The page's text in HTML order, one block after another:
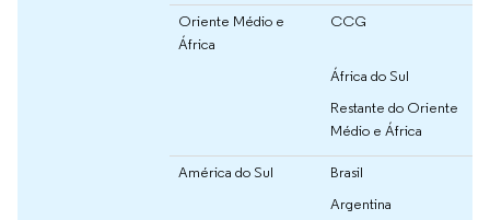
Oriente Médio e
África
CCG
África do Sul
Restante do Oriente
Médio e África
América do Sul
Brasil
Argentina